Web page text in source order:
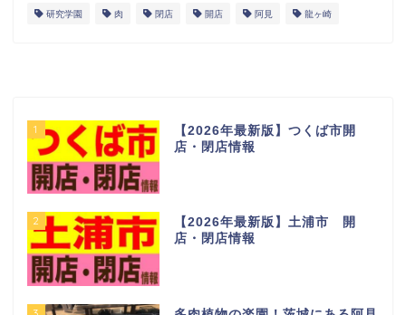
研究学園 肉 閉店 開店 阿見 龍ヶ崎